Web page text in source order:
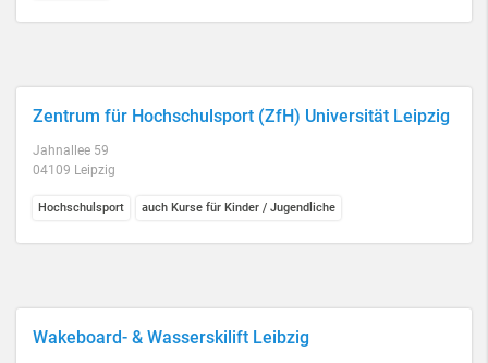
Zentrum für Hochschulsport (ZfH) Universität Leipzig
Jahnallee 59
04109 Leipzig
Hochschulsport auch Kurse für Kinder / Jugendliche
Wakeboard- & Wasserskilift Leibzig